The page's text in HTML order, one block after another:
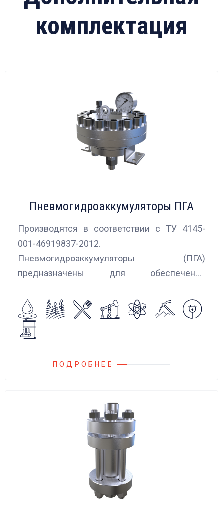
комплектация
Пневмогидроаккумуляторы ПГА
Производятся в соответствии с ТУ 4145-
001-46919837-2012.
Пневмогидроаккумуляторы (ПГА)
предназначены для обеспечения
колебаний потока жидкости, возникающих в
гидравлических системах.
ПОДРОБНЕЕ